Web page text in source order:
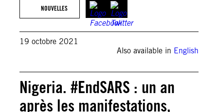
NOUVELLES
19 octobre 2021
Also available in English
Nigeria. #EndSARS : un an
après les manifestations,